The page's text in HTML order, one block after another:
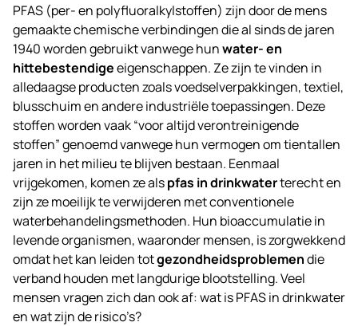
PFAS (per- en polyfluoralkylstoffen) zijn door de mens
gemaakte chemische verbindingen die al sinds de jaren
1940 worden gebruikt vanwege hunwater- en
hittebestendigeeigenschappen. Ze zijn te vinden in
alledaagse producten zoals voedselverpakkingen, textiel,
blusschuim en andere industriële toepassingen. Deze
stoffen worden vaak “voor altijd verontreinigende
stoffen” genoemd vanwege hun vermogen om tientallen
jaren in het milieu te blijven bestaan. Eenmaal
vrijgekomen, komen ze alspfas in drinkwaterterecht en
zijn ze moeilijk te verwijderen met conventionele
waterbehandelingsmethoden. Hun bioaccumulatie in
levende organismen, waaronder mensen, is zorgwekkend
omdat het kan leiden totgezondheidsproblemendie
verband houden met langdurige blootstelling. Veel
mensen vragen zich dan ook af: wat is PFAS in drinkwater
en wat zijn de risico’s?